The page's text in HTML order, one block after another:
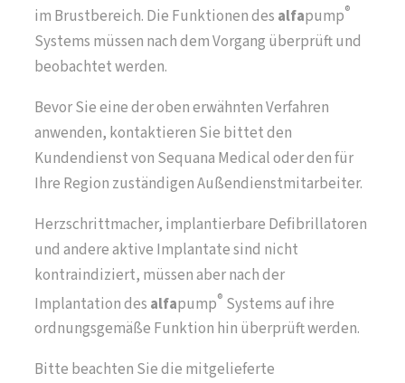
im Brustbereich. Die Funktionen des alfapump®
Systems müssen nach dem Vorgang überprüft und
beobachtet werden.
Bevor Sie eine der oben erwähnten Verfahren
anwenden, kontaktieren Sie bittet den
Kundendienst von Sequana Medical oder den für
Ihre Region zuständigen Außendienstmitarbeiter.
Herzschrittmacher, implantierbare Defibrillatoren
und andere aktive Implantate sind nicht
kontraindiziert, müssen aber nach der
Implantation des alfapump® Systems auf ihre
ordnungsgemäße Funktion hin überprüft werden.
Bitte beachten Sie die mitgelieferte